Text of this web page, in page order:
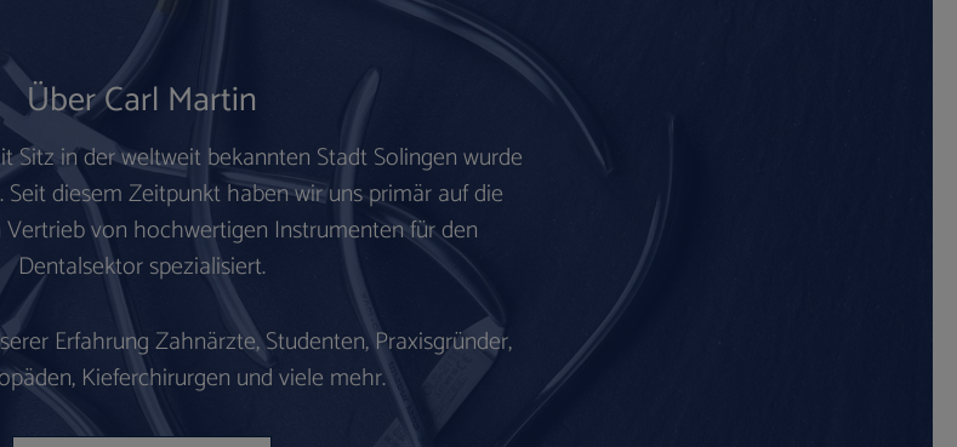
Über Carl Martin
Sitz in der weltweit bekannten Stadt Solingen wurde
Seit diesem Zeitpunkt haben wir uns primär auf die
von hochwertigen Instrumenten für den
Dentalsektor spezialisiert.
Erfahrung Zahnärzte, Studenten, Praxisgründer,
Kieferchirurgen und viele mehr.